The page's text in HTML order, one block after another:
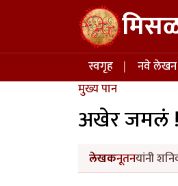
Skip to main content
Main navigation
स्वगृह नवे लेखन
मुख्य पान
अखेर जमलं !
लेखकनूतनयांनी